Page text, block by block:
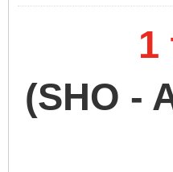
1
(SHO -